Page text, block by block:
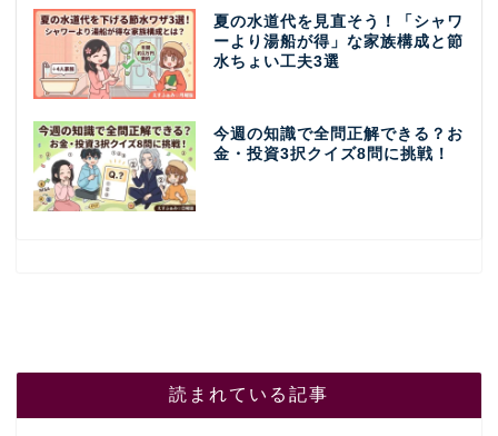
夏の水道代を見直そう！「シャワ
ーより湯船が得」な家族構成と節
水ちょい工夫3選
今週の知識で全問正解できる？お
金・投資3択クイズ8問に挑戦！
読まれている記事